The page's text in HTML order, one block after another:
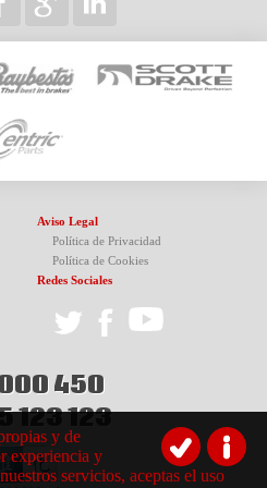
Aviso Legal
Política de Privacidad
Política de Cookies
Redes Sociales
450
123 123
y de
experiencia y
servicios, aceptas el uso